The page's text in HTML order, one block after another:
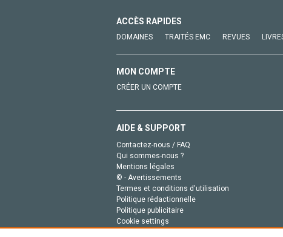
ACCÈS RAPIDES
DOMAINES TRAITÉS EMC REVUES
MON COMPTE
CRÉER UN COMPTE
AIDE & SUPPORT
Contactez-nous / FAQ
Qui sommes-nous ?
Mentions légales
© - Avertissements
Termes et conditions d'utilisation
Politique rédactionnelle
Politique publicitaire
Cookie settings